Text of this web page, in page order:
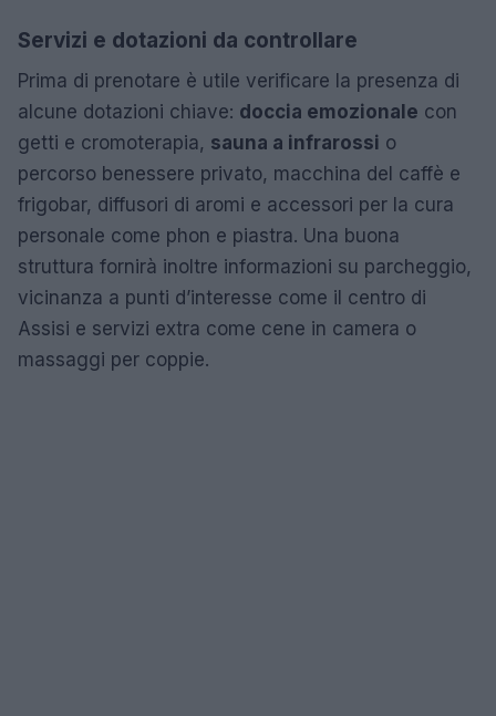
Servizi e dotazioni da controllare
Prima di prenotare è utile verificare la presenza di
alcune dotazioni chiave: doccia emozionale con
getti e cromoterapia, sauna a infrarossi o
percorso benessere privato, macchina del caffè e
frigobar, diffusori di aromi e accessori per la cura
personale come phon e piastra. Una buona
struttura fornirà inoltre informazioni su parcheggio,
vicinanza a punti d’interesse come il centro di
Assisi e servizi extra come cene in camera o
massaggi per coppie.